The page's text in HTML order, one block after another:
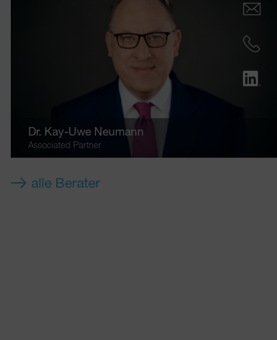
Dr. Kay-Uwe Neumann
Associated Partner
alle Berater